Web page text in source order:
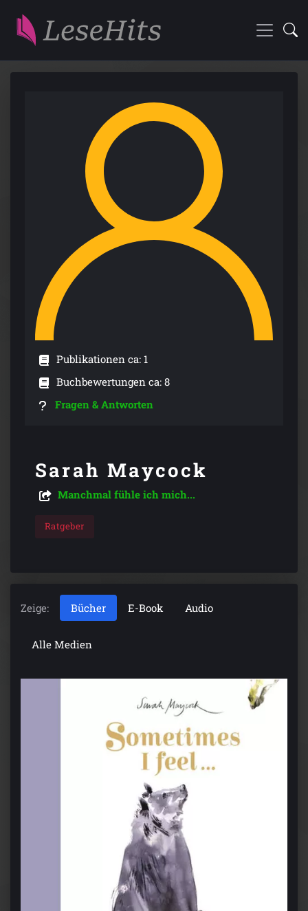
Publikationen ca: 1
Buchbewertungen ca: 8
Fragen & Antworten
Sarah Maycock
Manchmal fühle ich mich...
Ratgeber
Zeige: Bücher E-Book Audio
Alle Medien